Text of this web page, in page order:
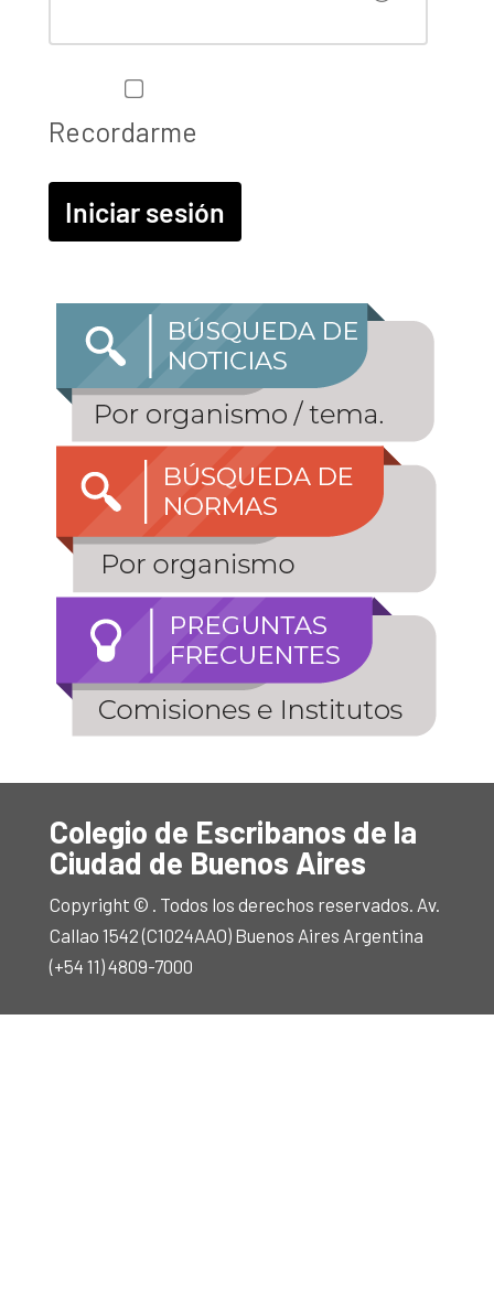
Recordarme
Colegio de Escribanos de la
Ciudad de Buenos Aires
Copyright © . Todos los derechos reservados. Av.
Callao 1542 (C1024AAO) Buenos Aires Argentina
(+54 11) 4809-7000